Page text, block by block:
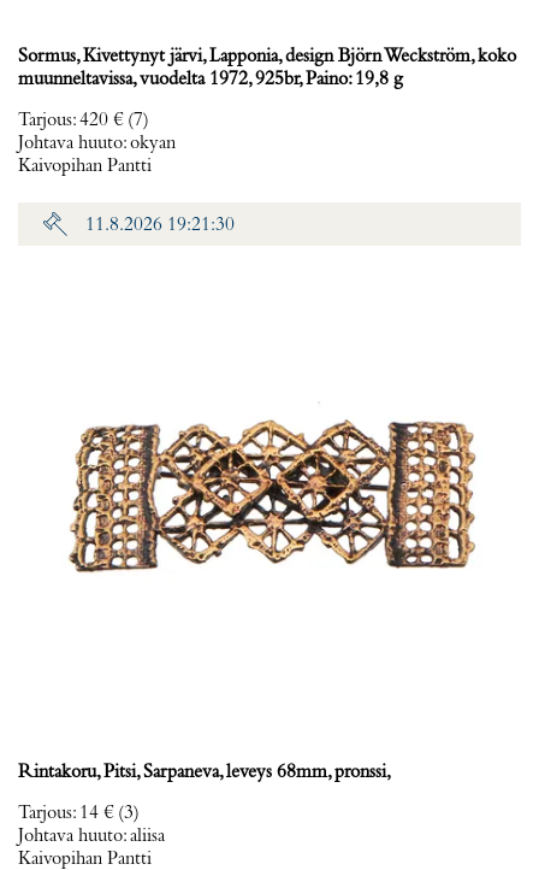
Sormus, Kivettynyt järvi, Lapponia, design Björn Weckström, koko
muunneltavissa, vuodelta 1972, 925br, Paino: 19,8 g
Tarjous:420 € (7)
Johtava huuto:okyan
Kaivopihan Pantti
11.8.2026 19:21:30
Rintakoru, Pitsi, Sarpaneva, leveys 68mm, pronssi,
Tarjous: 14 € (3)
Johtava huuto:aliisa
Kaivopihan Pantti